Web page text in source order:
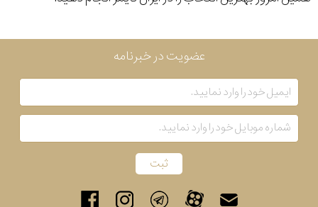
فریم
دسته
اصالت
کشور
عضویت در خبرنامه